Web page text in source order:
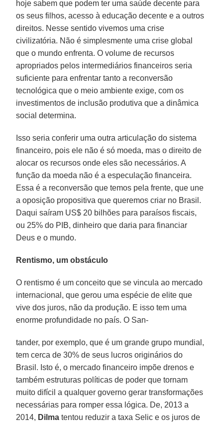
hoje sabem que podem ter uma saúde decente para
os seus filhos, acesso à educação decente e a outros
direitos. Nesse sentido vivemos uma crise
civilizatória. Não é simplesmente uma crise global
que o mundo enfrenta. O volume de recursos
apropriados pelos intermediários financeiros seria
suficiente para enfrentar tanto a reconversão
tecnológica que o meio ambiente exige, com os
investimentos de inclusão produtiva que a dinâmica
social determina.
Isso seria conferir uma outra articulação do sistema
financeiro, pois ele não é só moeda, mas o direito de
alocar os recursos onde eles são necessários. A
função da moeda não é a especulação financeira.
Essa é a reconversão que temos pela frente, que une
a oposição propositiva que queremos criar no Brasil.
Daqui saíram US$ 20 bilhões para paraísos fiscais,
ou 25% do PIB, dinheiro que daria para financiar
Deus e o mundo.
Rentismo, um obstáculo
O rentismo é um conceito que se vincula ao mercado
internacional, que gerou uma espécie de elite que
vive dos juros, não da produção. E isso tem uma
enorme profundidade no país. O San-
tander, por exemplo, que é um grande grupo mundial,
tem cerca de 30% de seus lucros originários do
Brasil. Isto é, o mercado financeiro impõe drenos e
também estruturas políticas de poder que tornam
muito difícil a qualquer governo gerar transformações
necessárias para romper essa lógica. De, 2013 a
2014, Dilma tentou reduzir a taxa Selic e os juros de